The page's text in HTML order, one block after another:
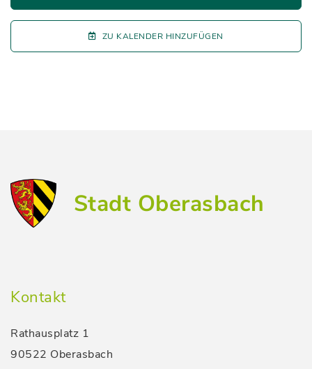
ZU KALENDER HINZUFÜGEN
Stadt Oberasbach
Kontakt
Rathausplatz 1
90522 Oberasbach